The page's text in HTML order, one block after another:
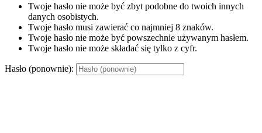
Twoje hasło nie może być zbyt podobne do twoich innych
danych osobistych.
Twoje hasło musi zawierać co najmniej 8 znaków.
Twoje hasło nie może być powszechnie używanym hasłem.
Twoje hasło nie może składać się tylko z cyfr.
Hasło (ponownie):